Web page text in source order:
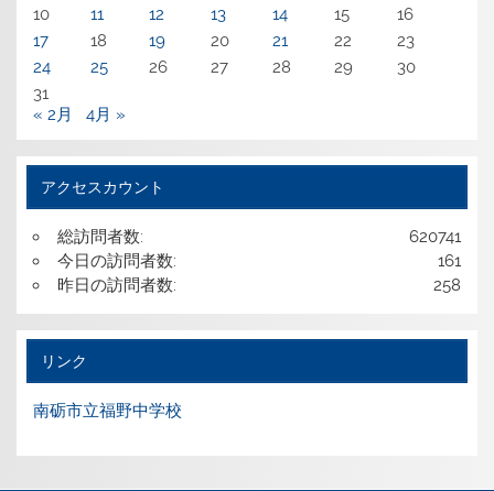
10
11 12 13 14 15
16
17
18 19 20 21 22
23
24
25 26 27 28 29
30
31
« 2月
4月 »
アクセスカウント
620741
総訪問者数:
161
今日の訪問者数:
258
昨日の訪問者数:
リンク
南砺市立福野中学校